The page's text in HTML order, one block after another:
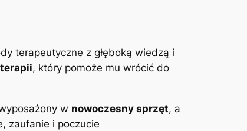
terapeutyczne z głęboką wiedzą i
, który pomoże mu wrócić do
w nowoczesny sprzęt, a
zaufanie i poczucie